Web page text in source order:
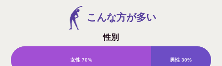
こんな方が多い
性別
女性 70% 男性 30%